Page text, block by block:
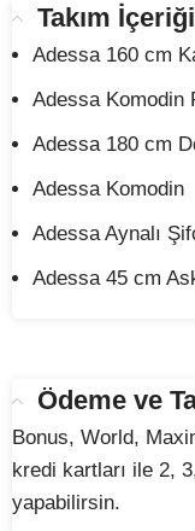
Takım İçeriği
Adessa 160 cm
Adessa Komodin
Adessa 180 cm
Adessa Komodin
Adessa Aynalı
Adessa 45 cm
Ödeme ve
Bonus, World,
kredi kartları ile 2,
yapabilirsin.